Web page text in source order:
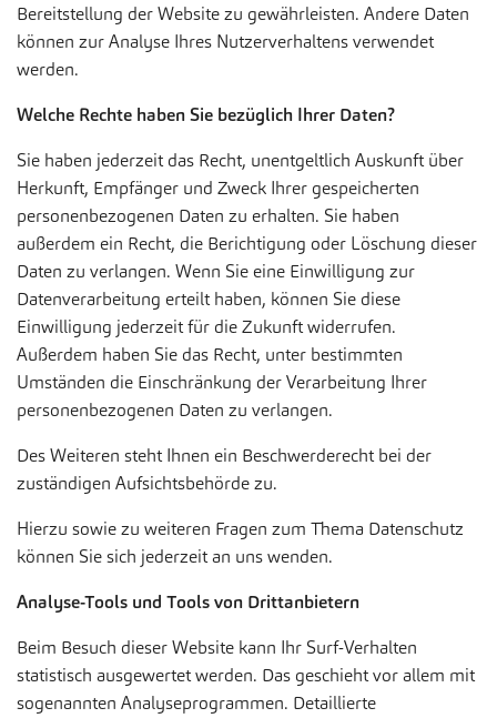
Bereitstellung der Website zu gewährleisten. Andere Daten
können zur Analyse Ihres Nutzerverhaltens verwendet
werden.
Welche Rechte haben Sie bezüglich Ihrer Daten?
Sie haben jederzeit das Recht, unentgeltlich Auskunft über
Herkunft, Empfänger und Zweck Ihrer gespeicherten
personenbezogenen Daten zu erhalten. Sie haben
außerdem ein Recht, die Berichtigung oder Löschung dieser
Daten zu verlangen. Wenn Sie eine Einwilligung zur
Datenverarbeitung erteilt haben, können Sie diese
Einwilligung jederzeit für die Zukunft widerrufen.
Außerdem haben Sie das Recht, unter bestimmten
Umständen die Einschränkung der Verarbeitung Ihrer
personenbezogenen Daten zu verlangen.
Des Weiteren steht Ihnen ein Beschwerderecht bei der
zuständigen Aufsichtsbehörde zu.
Hierzu sowie zu weiteren Fragen zum Thema Datenschutz
können Sie sich jederzeit an uns wenden.
Analyse-Tools und Tools von Drittanbietern
Beim Besuch dieser Website kann Ihr Surf-Verhalten
statistisch ausgewertet werden. Das geschieht vor allem mit
sogenannten Analyseprogrammen. Detaillierte